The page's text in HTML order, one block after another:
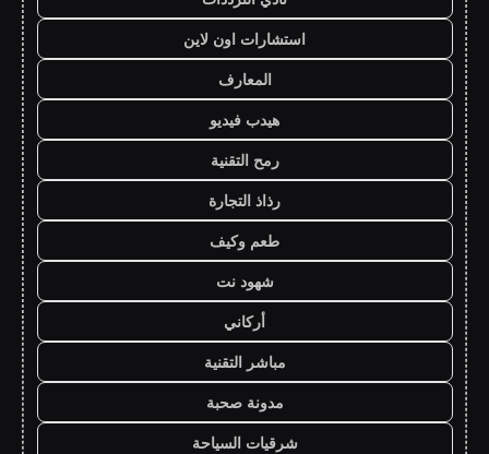
استشارات اون لاين
المعارف
هيدب فيديو
رمح التقنية
رذاذ التجارة
طعم وكيف
شهود نت
أركاني
مباشر التقنية
مدونة صحبة
شرقيات السياحة